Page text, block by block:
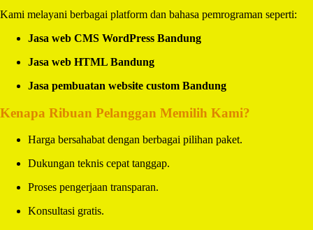
Kami melayani berbagai platform dan bahasa pemrograman seperti:
Jasa web CMS WordPress Bandung
Jasa web HTML Bandung
Jasa pembuatan website custom Bandung
Kenapa Ribuan Pelanggan Memilih Kami?
Harga bersahabat dengan berbagai pilihan paket.
Dukungan teknis cepat tanggap.
Proses pengerjaan transparan.
Konsultasi gratis.